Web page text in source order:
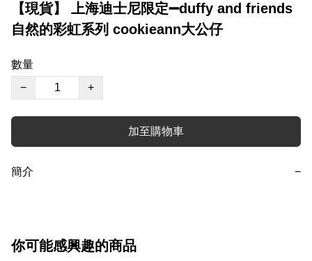
【現貨】 上海迪士尼限定➖duffy and friends
自然的彩虹系列 cookieann大公仔
數量
−
+
加至購物車
簡介 −
你可能感興趣的商品